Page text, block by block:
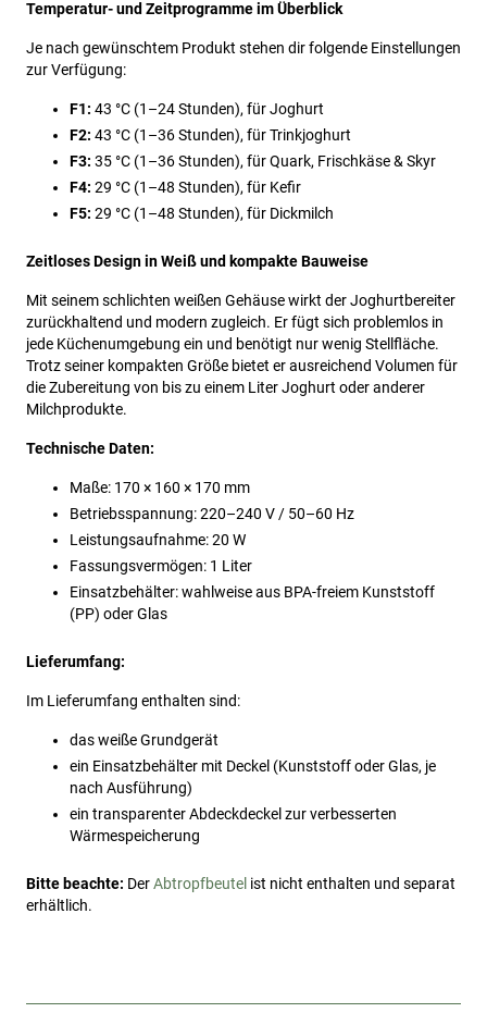
Temperatur- und Zeitprogramme im Überblick
Je nach gewünschtem Produkt stehen dir folgende Einstellungen
zur Verfügung:
F1: 43 °C (1–24 Stunden), für Joghurt
F2: 43 °C (1–36 Stunden), für Trinkjoghurt
F3: 35 °C (1–36 Stunden), für Quark, Frischkäse & Skyr
F4: 29 °C (1–48 Stunden), für Kefir
F5: 29 °C (1–48 Stunden), für Dickmilch
Zeitloses Design in Weiß und kompakte Bauweise
Mit seinem schlichten weißen Gehäuse wirkt der Joghurtbereiter
zurückhaltend und modern zugleich. Er fügt sich problemlos in
jede Küchenumgebung ein und benötigt nur wenig Stellfläche.
Trotz seiner kompakten Größe bietet er ausreichend Volumen für
die Zubereitung von bis zu einem Liter Joghurt oder anderer
Milchprodukte.
Technische Daten:
Maße: 170 × 160 × 170 mm
Betriebsspannung: 220–240 V / 50–60 Hz
Leistungsaufnahme: 20 W
Fassungsvermögen: 1 Liter
Einsatzbehälter: wahlweise aus BPA-freiem Kunststoff
(PP) oder Glas
Lieferumfang:
Im Lieferumfang enthalten sind:
das weiße Grundgerät
ein Einsatzbehälter mit Deckel (Kunststoff oder Glas, je
nach Ausführung)
ein transparenter Abdeckdeckel zur verbesserten
Wärmespeicherung
Bitte beachte: DerAbtropfbeutel ist nicht enthalten und separat
erhältlich.